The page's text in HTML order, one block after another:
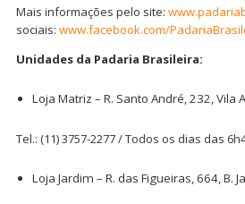
Mais informações pelo site:
sociais: www.facebook.com/
Unidades da Padaria Brasileira:
Loja Matriz – R. Santo André, 232, Vila
Tel.: (11) 3757-2277 / Todos os dias das
Loja Jardim – R. das Figueiras, 664, B.